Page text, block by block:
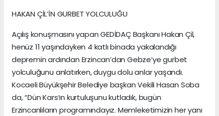
HAKAN ÇİL’İN GURBET YOLCULUĞU
Açılış konuşmasını yapan GEDİDAÇ Başkanı Hakan Çil,
henüz 11 yaşındayken 4 katlı binada yakalandığı
depremin ardından Erzincan’dan Gebze’ye gurbet
yolculuğunu anlatırken, duygu dolu anlar yaşandı.
Kocaeli Büyükşehir Belediye başkan Vekili Hasan Soba
da, “Dün Kars’ın kurtuluşunu kutladık, bugün
Erzincanlıların programındayız. Memleketimizin her yanı